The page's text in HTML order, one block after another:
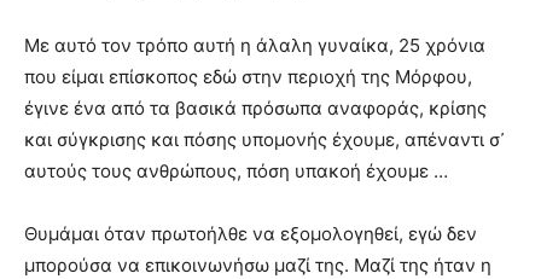
Με αυτό τον τρόπο αυτή η άλαλη γυναίκα, 25 χρόνια
που είμαι επίσκοπος εδώ στην περιοχή της Μόρφου,
έγινε ένα από τα βασικά πρόσωπα αναφοράς, κρίσης
και σύγκρισης και πόσης υπομονής έχουμε, απέναντι σ᾿
αυτούς τους ανθρώπους, πόση υπακοή έχουμε …
Θυμάμαι όταν πρωτοήλθε να εξομολογηθεί, εγώ δεν
μπορούσα να επικοινωνήσω μαζί της. Μαζί της ήταν η